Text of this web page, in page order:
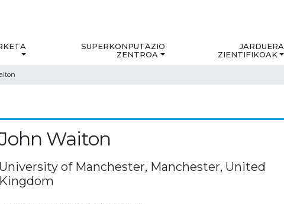
SUPERKONPUTAZIO
ZENTROA
JARDUERA
ZIENTIFIKOAK
Waiton
University of Manchester, Manchester, United
Kingdom